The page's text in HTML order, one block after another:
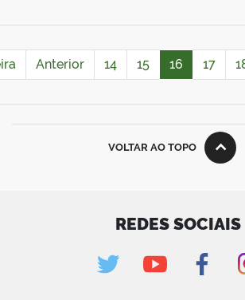
Anterior 14 15 16 17
VOLTAR AO TOPO
REDES SOCIAIS